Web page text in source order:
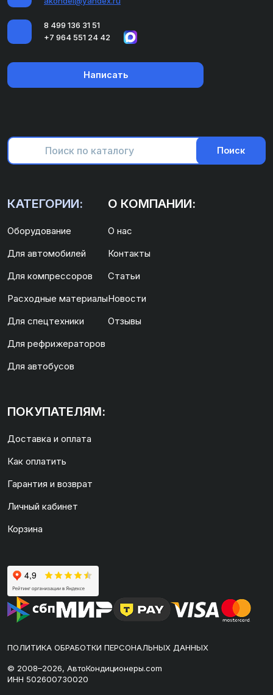
8 499 136 31 51
+7 964 551 24 42
Написать
Поиск
КАТЕГОРИИ:
Оборудование
Для автомобилей
Для компрессоров
Расходные материалы
Для спецтехники
Для рефрижераторов
Для автобусов
О КОМПАНИИ:
О нас
Контакты
Статьи
Новости
Отзывы
ПОКУПАТЕЛЯМ:
Доставка и оплата
Как оплатить
Гарантия и возврат
Личный кабинет
Корзина
ПОЛИТИКА ОБРАБОТКИ ПЕРСОНАЛЬНЫХ ДАННЫХ
© 2008–2026, АвтоКондиционеры.com
ИНН 502600730020